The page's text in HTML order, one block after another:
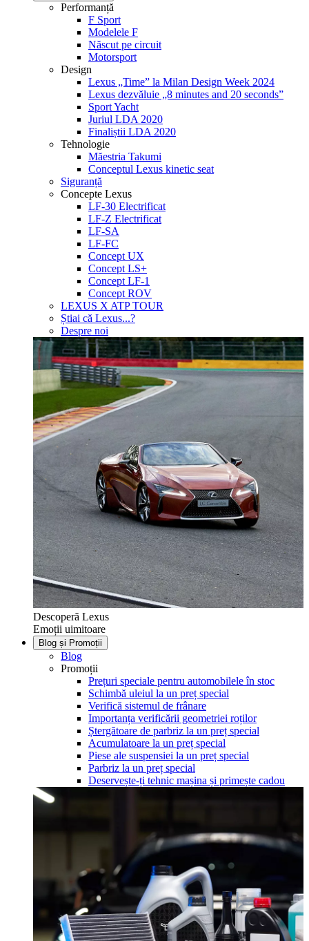
Performanță
F Sport
Modelele F
Născut pe circuit
Motorsport
Design
Lexus „Time” la Milan Design Week 2024
Lexus dezvăluie „8 minutes and 20 seconds”
Sport Yacht
Juriul LDA 2020
Finaliștii LDA 2020
Tehnologie
Măestria Takumi
Conceptul Lexus kinetic seat
Siguranță
Concepte Lexus
LF-30 Electrificat
LF-Z Electrificat
LF-SA
LF-FC
Concept UX
Concept LS+
Concept LF-1
Concept ROV
LEXUS X ATP TOUR
Știai că Lexus...?
Despre noi
Descoperă Lexus
Emoții uimitoare
Blog și Promoții
Blog
Promoții
Prețuri speciale pentru automobilele în stoc
Schimbă uleiul la un preț special
Verifică sistemul de frânare
Importanța verificării geometriei roților
Ștergătoare de parbriz la un preț special
Acumulatoare la un preț special
Piese ale suspensiei la un preț special
Parbriz la un preț special
Deservește-ți tehnic mașina și primește cadou